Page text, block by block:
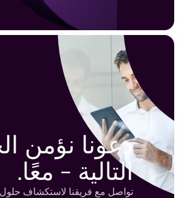
دعونا نؤمن
التالية - معًا.
تواصل مع فريقنا لاستكشاف حلول